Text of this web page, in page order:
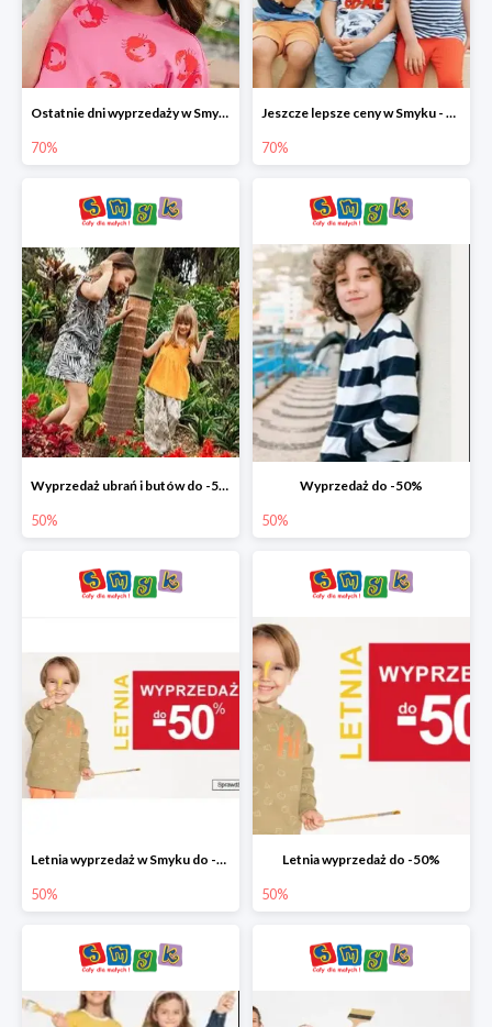
Ostatnie dni wyprzedaży w Smyku - ubrania i buty do -70%
70%
Jeszcze lepsze ceny w Smyku - ubrania i buty do -70%
70%
Wyprzedaż ubrań i butów do -50%
50%
Wyprzedaż do -50%
50%
Letnia wyprzedaż w Smyku do -50%
50%
Letnia wyprzedaż do -50%
50%